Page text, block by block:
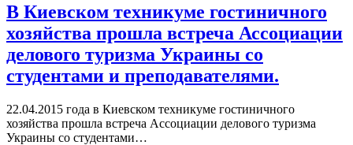
В Киевском техникуме гостиничного
хозяйства прошла встреча Ассоциации
делового туризма Украины со
студентами и преподавателями.
22.04.2015 года в Киевском техникуме гостиничного
хозяйства прошла встреча Ассоциации делового туризма
Украины со студентами…